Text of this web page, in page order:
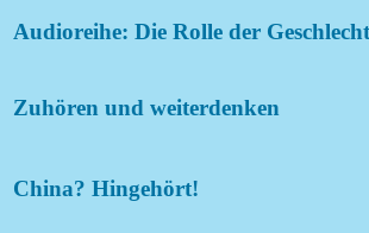
Audioreihe: Die Rolle der
Zuhören und weiterdenken
China? Hingehört!